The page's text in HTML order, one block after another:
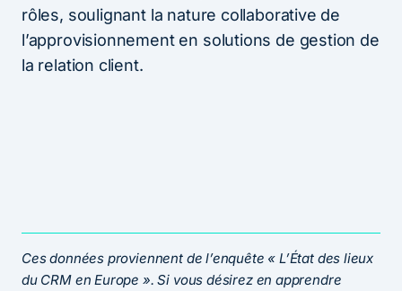
rôles, soulignant la nature collaborative de
l’approvisionnement en solutions de gestion de
la relation client.
Ces données proviennent de l’enquête « L’État des lieux
du CRM en Europe ». Si vous désirez en apprendre